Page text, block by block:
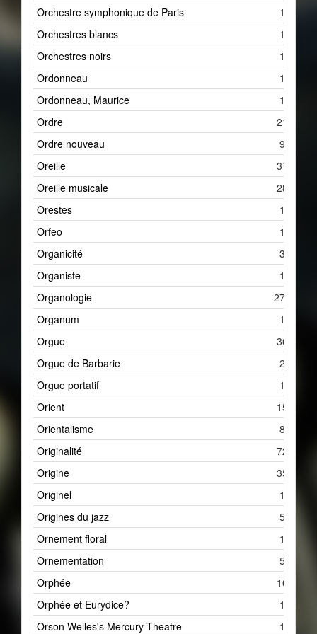
Orchestre symphonique de Paris
1
Orchestres blancs
1
Orchestres noirs
1
Ordonneau
1
Ordonneau, Maurice
1
Ordre
21
Ordre nouveau
9
Oreille
37
Oreille musicale
28
Orestes
1
Orfeo
1
Organicité
3
Organiste
1
Organologie
275
Organum
1
Orgue
36
Orgue de Barbarie
2
Orgue portatif
1
Orient
15
Orientalisme
8
Originalité
72
Origine
35
Originel
1
Origines du jazz
5
Ornement floral
1
Ornementation
5
Orphée
16
Orphée et Eurydice?
1
Orson Welles's Mercury Theatre
1